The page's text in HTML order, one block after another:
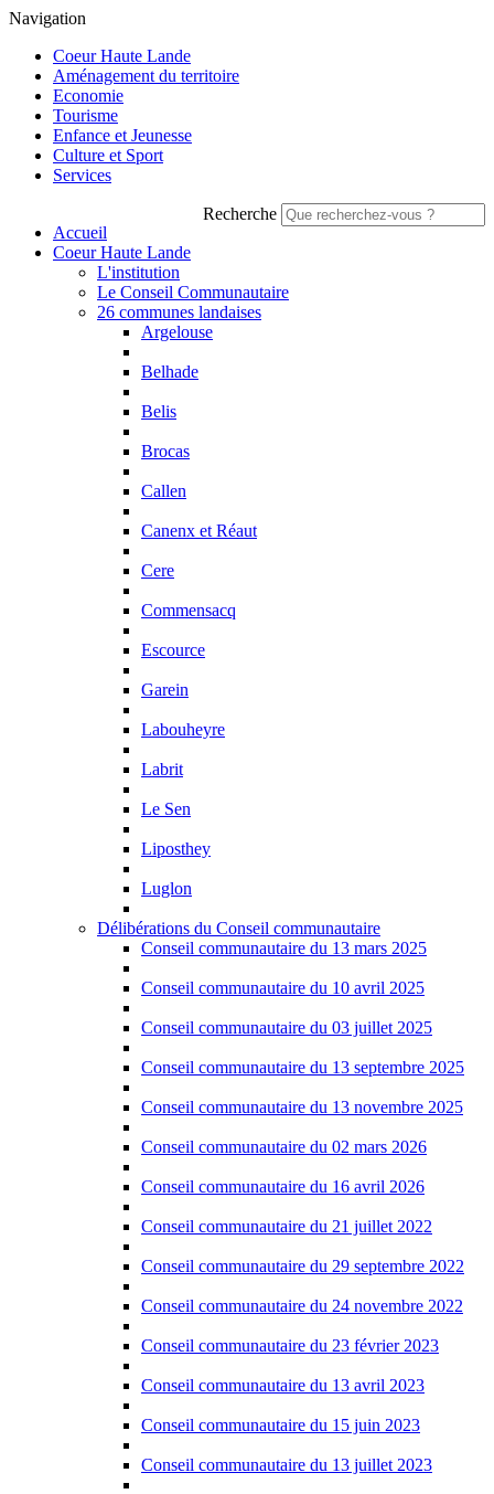
Navigation
Coeur Haute Lande
Aménagement du territoire
Economie
Tourisme
Enfance et Jeunesse
Culture et Sport
Services
Recherche
Accueil
Coeur Haute Lande
L'institution
Le Conseil Communautaire
26 communes landaises
Argelouse
Belhade
Belis
Brocas
Callen
Canenx et Réaut
Cere
Commensacq
Escource
Garein
Labouheyre
Labrit
Le Sen
Liposthey
Luglon
Délibérations du Conseil communautaire
Conseil communautaire du 13 mars 2025
Conseil communautaire du 10 avril 2025
Conseil communautaire du 03 juillet 2025
Conseil communautaire du 13 septembre 2025
Conseil communautaire du 13 novembre 2025
Conseil communautaire du 02 mars 2026
Conseil communautaire du 16 avril 2026
Conseil communautaire du 21 juillet 2022
Conseil communautaire du 29 septembre 2022
Conseil communautaire du 24 novembre 2022
Conseil communautaire du 23 février 2023
Conseil communautaire du 13 avril 2023
Conseil communautaire du 15 juin 2023
Conseil communautaire du 13 juillet 2023